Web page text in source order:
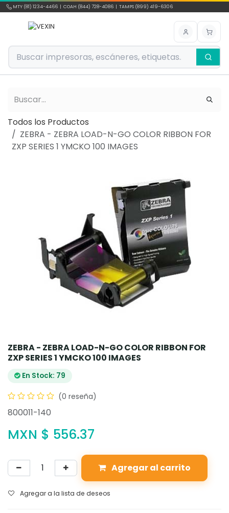
Ir al contenido
MTY (81) 1234-4466 | COAH (844) 728-4086 | TAMPS (899) 419-6306
Todos los Productos
ZEBRA - ZEBRA LOAD-N-GO COLOR RIBBON FOR
ZXP SERIES 1 YMCKO 100 IMAGES
ZEBRA - ZEBRA LOAD-N-GO COLOR RIBBON FOR
ZXP SERIES 1 YMCKO 100 IMAGES
En Stock: 79
(0 reseña)
800011-140
MXN $ 556.37
Agregar al carrito
Agregar a la lista de deseos